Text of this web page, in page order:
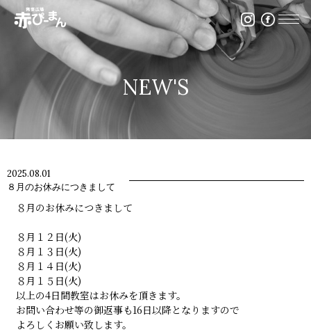
イベント・出張陶芸・体験陶芸は福岡市の陶芸教室赤
NEW'S
2025.08.01
８月のお休みにつきまして
８月のお休みにつきまして
８月１２日(火)
８月１３日(火)
８月１４日(火)
８月１５日(火)
以上の4日間教室はお休みを頂きます。
お問い合わせ等の御返事も16日以降となりますので
よろしくお願い致します。